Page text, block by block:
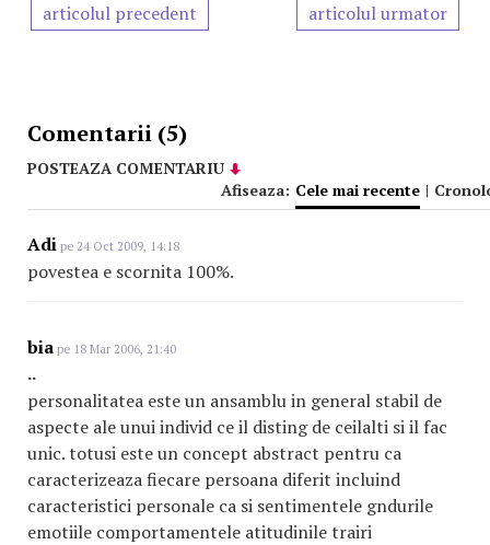
articolul precedent articolul urmator
Comentarii (5)
POSTEAZA COMENTARIU
Afiseaza: Cele mai recente |
Adi pe 24 Oct 2009, 14:18
povestea e scornita 100%.
bia pe 18 Mar 2006, 21:40
..
personalitatea este un ansamblu in general stabil de
aspecte ale unui individ ce il disting de ceilalti si il fac
unic. totusi este un concept abstract pentru ca
caracterizeaza fiecare persoana diferit incluind
caracteristici personale ca si sentimentele gndurile
emotiile comportamentele atitudinile trairi